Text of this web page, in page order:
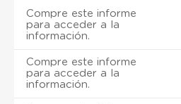
Compre este informe
para acceder a la
información.
Compre este informe
para acceder a la
información.